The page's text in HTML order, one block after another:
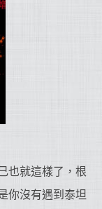
也就這樣了，根
你沒有遇到泰坦